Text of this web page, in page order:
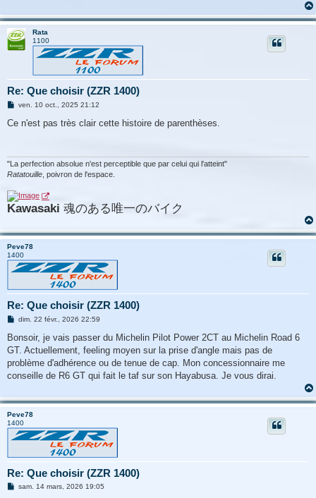
Rata
1100
Re: Que choisir (ZZR 1400)
M
s
ven. 10 oct., 2025 21:12
Ce n'est pas très clair cette histoire de parenthèses.
"La perfection absolue n'est perceptible que par celui qui l'atteint"
Ratatouille , poivron de l'espace.
Kawasaki 魂のある唯一のバイク
Peve78
1400
Re: Que choisir (ZZR 1400)
M
s
a
g
dim. 22 févr., 2026 22:59
Bonsoir, je vais passer du Michelin Pilot Power 2CT au Michelin Road 6
GT. Actuellement, feeling moyen sur la prise d'angle mais pas de
problème d'adhérence ou de tenue de cap. Mon concessionnaire me
conseille de R6 GT qui fait le taf sur son Hayabusa. Je vous dirai.
Peve78
1400
Re: Que choisir (ZZR 1400)
Msam. 14 mars, 2026 19:05